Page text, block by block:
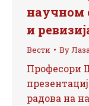
научном
и
Вести By
Професори
радова на